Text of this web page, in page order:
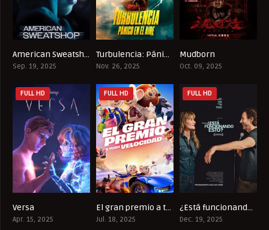
5.3American Sweatshop
Sep. 19, 2025
4.8
Turbulencia: Pánico en el aire
Nov. 26, 2025
Mudborn
Oct. 09, 2025
FULL HD
Versa
Apr. 15, 2025
5.8
FULL HD
El gran premio a toda velocidad
Jul. 18, 2025
6.7
FULL HD
¿Está funcionando esto?
Dec. 19, 2025